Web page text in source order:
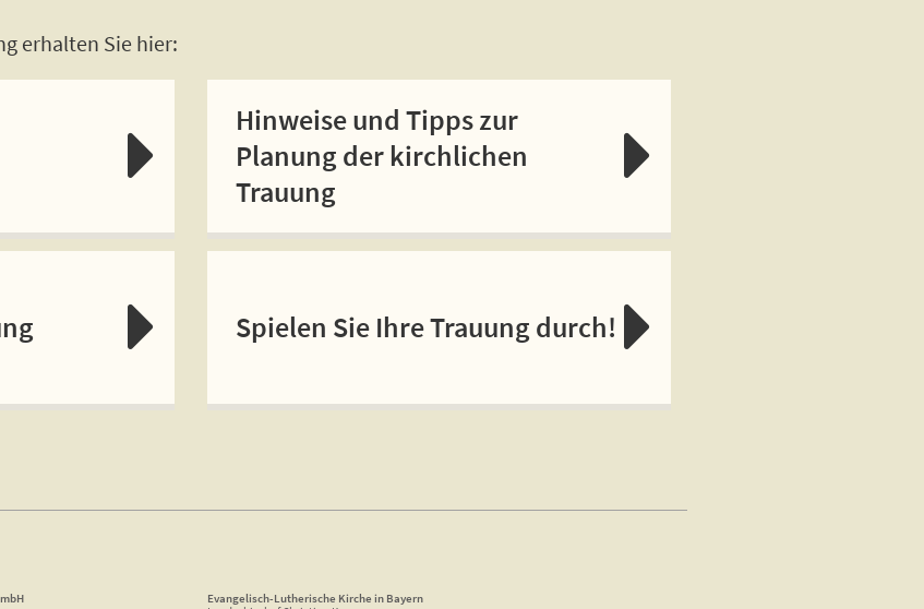
erhalten Sie hier:
Hinweise und Tipps zur
Planung der kirchlichen
Trauung
Spielen Sie Ihre Trauung durch!
Evangelisch-Lutherische Kirche in Bayern